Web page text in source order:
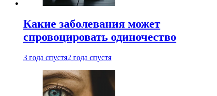
Какие заболевания может
спровоцировать одиночество
3 года спустя2 года спустя